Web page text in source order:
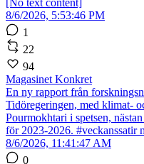
[No text content]
8/6/2026, 5:53:46 PM
1
22
94
Magasinet Konkret
En ny rapport från
Tidöregeringen, med klimat-
Pourmokhtari i spetsen,
för 2023-2026. #veckanssatir
8/6/2026, 11:41:47 AM
0